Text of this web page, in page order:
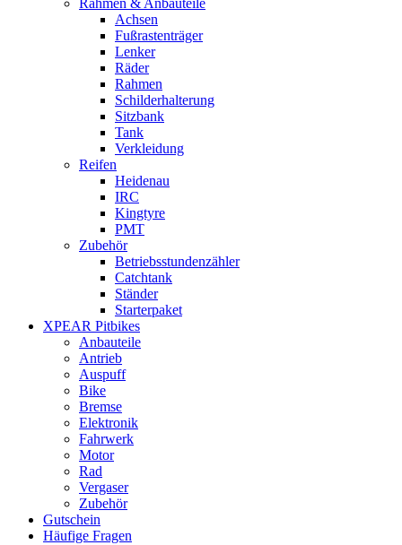
Rahmen & Anbauteile
Achsen
Fußrastenträger
Lenker
Räder
Rahmen
Schilderhalterung
Sitzbank
Tank
Verkleidung
Reifen
Heidenau
IRC
Kingtyre
PMT
Zubehör
Betriebsstundenzähler
Catchtank
Ständer
Starterpaket
XPEAR Pitbikes
Anbauteile
Antrieb
Auspuff
Bike
Bremse
Elektronik
Fahrwerk
Motor
Rad
Vergaser
Zubehör
Gutschein
Häufige Fragen